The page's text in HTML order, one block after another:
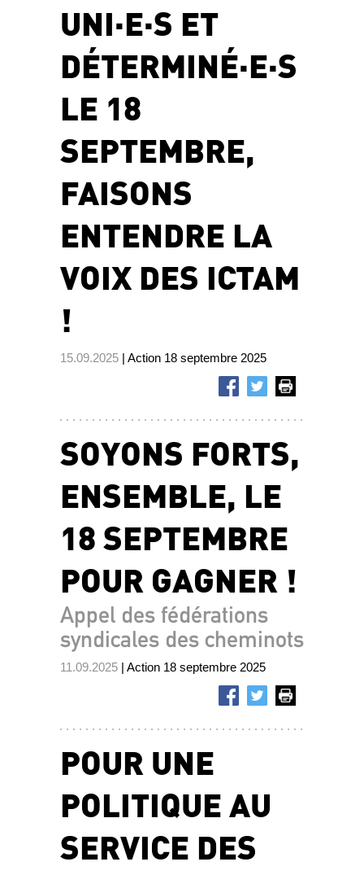
UNI·E·S ET
DÉTERMINÉ·E·S
LE 18
SEPTEMBRE,
FAISONS
ENTENDRE LA
VOIX DES ICTAM
!
15.09.2025 | Action 18 septembre 2025
SOYONS FORTS,
ENSEMBLE, LE
18 SEPTEMBRE
POUR GAGNER !
Appel des fédérations
syndicales des cheminots
11.09.2025 | Action 18 septembre 2025
POUR UNE
POLITIQUE AU
SERVICE DES